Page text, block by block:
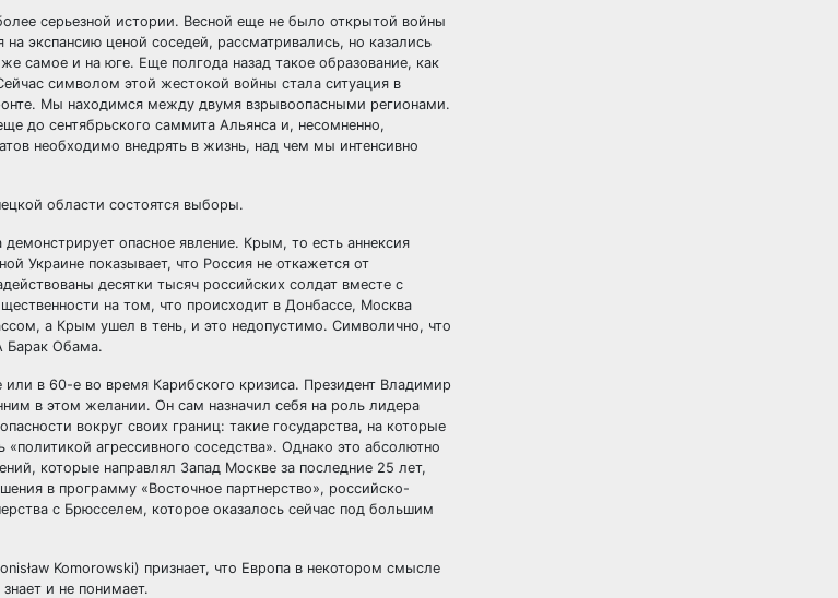
серьезной истории. Весной еще не было открытой войны
экспансию ценой соседей, рассматривались, но казались
самое и на юге. Еще полгода назад такое образование, как
символом этой жестокой войны стала ситуация в
Мы находимся между двумя взрывоопасными регионами.
до сентябрьского саммита Альянса и, несомненно,
необходимо внедрять в жизнь, над чем мы интенсивно
области состоятся выборы.
опасное явление. Крым, то есть аннексия
Украине показывает, что Россия не откажется от
десятки тысяч российских солдат вместе с
на том, что происходит в Донбассе, Москва
а Крым ушел в тень, и это недопустимо. Символично, что
Барак Обама.
в 60-е во время Карибского кризиса. Президент Владимир
в этом желании. Он сам назначил себя на роль лидера
вокруг своих границ: такие государства, на которые
агрессивного соседства». Однако это абсолютно
которые направлял Запад Москве за последние 25 лет,
в программу «Восточное партнерство», российско-
с Брюсселем, которое оказалось сейчас под большим
Komorowski) признает, что Европа в некотором смысле
и не понимает.